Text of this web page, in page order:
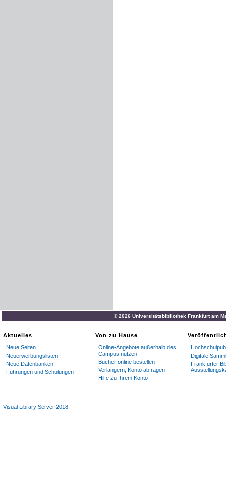
© 2026 Universitätsbibliothek Frankfurt am
Aktuelles
Neue Seiten
Neuerwerbungslisten
Neue Datenbanken
Führungen und Schulungen
Von zu Hause
Online-Angebote außerhalb des
Campus nutzen
Bücher online bestellen
Verlängern, Konto abfragen
Hilfe zu Ihrem Konto
Digitale
Frankfurter
Visual Library Server 2018